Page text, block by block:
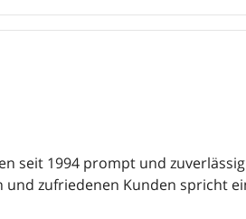
seit 1994 prompt und
zufriedenen Kunden spricht